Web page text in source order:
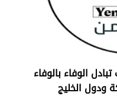
الوفاء بالوفاء
ودول الخليج